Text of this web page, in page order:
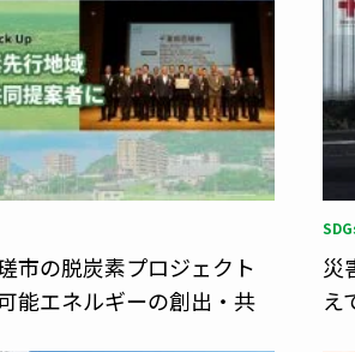
市の脱炭素プロジェクト
能エネルギーの創出・共
災
え